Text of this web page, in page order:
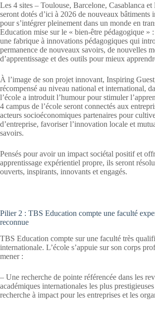
Les 4 sites – Toulouse, Barcelone, Casablanca et
seront dotés d’ici à 2026 de nouveaux bâtiments
pour s’intégrer pleinement dans un monde en
Education mise sur le « bien-être pédagogique » :
une fabrique à innovations pédagogiques qui
permanence de nouveaux savoirs, de nouvelles
d’apprentissage et des outils pour mieux
À l’image de son projet innovant, Inspiring
récompensé au niveau national et international,
l’école a introduit l’humour pour stimuler
4 campus de l’école seront connectés aux
acteurs socioéconomiques partenaires pour
d’entreprise, favoriser l’innovation locale et
savoirs.
Pensés pour avoir un impact sociétal positif et
apprentissage expérientiel propre, ils seront
ouverts, inspirants, innovants et engagés.
Pilier 2 : TBS Education compte une faculté
reconnue
TBS Education compte sur une faculté très
internationale. L’école s’appuie sur son corps
mener :
– Une recherche de pointe référencée dans les
académiques internationales les plus
recherche à impact pour les entreprises et les